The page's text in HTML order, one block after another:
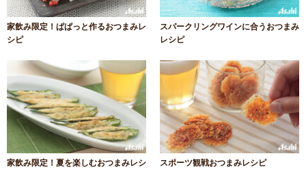
家飲み限定！ぱぱっと作るおつまみレ
シピ
スパークリングワインに合うおつまみ
レシピ
家飲み限定！夏を楽しむおつまみレシ
スポーツ観戦おつまみレシピ